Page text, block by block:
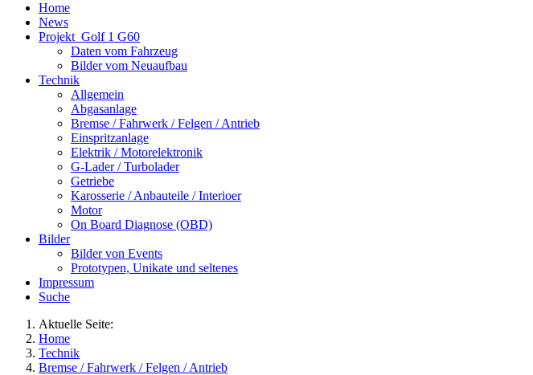
Home
News
Projekt_Golf 1 G60
Daten vom Fahrzeug
Bilder vom Neuaufbau
Technik
Allgemein
Abgasanlage
Bremse / Fahrwerk / Felgen / Antrieb
Einspritzanlage
Elektrik / Motorelektronik
G-Lader / Turbolader
Getriebe
Karosserie / Anbauteile / Interioer
Motor
On Board Diagnose (OBD)
Bilder
Bilder von Events
Prototypen, Unikate und seltenes
Impressum
Suche
Aktuelle Seite:
Home
Technik
Bremse / Fahrwerk / Felgen / Antrieb